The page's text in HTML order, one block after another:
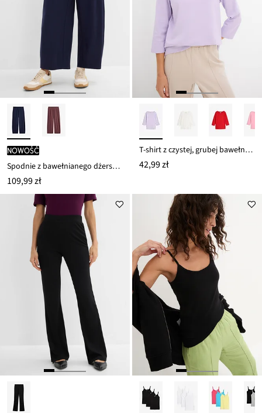
nowość
Spodnie z bawełnianego dżerseju Interlock
109,99 zł
T-shirt z czystej, grubej bawełny organicznej
42,99 zł